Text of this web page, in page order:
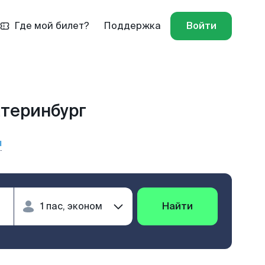
Где мой билет? Поддержка Войти
Найти